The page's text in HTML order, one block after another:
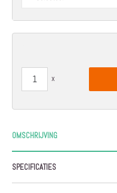
OMSCHRIJVING
SPECIFICATIES